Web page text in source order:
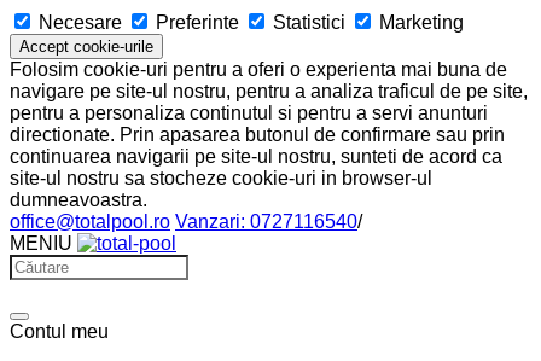
Necesare Preferinte Statistici Marketing
Accept cookie-urile
Folosim cookie-uri pentru a oferi o experienta mai buna de
navigare pe site-ul nostru, pentru a analiza traficul de pe site,
pentru a personaliza continutul si pentru a servi anunturi
directionate. Prin apasarea butonul de confirmare sau prin
continuarea navigarii pe site-ul nostru, sunteti de acord ca
site-ul nostru sa stocheze cookie-uri in browser-ul
dumneavoastra.
office@totalpool.ro Vanzari: 0727116540/
MENIU
Contul meu